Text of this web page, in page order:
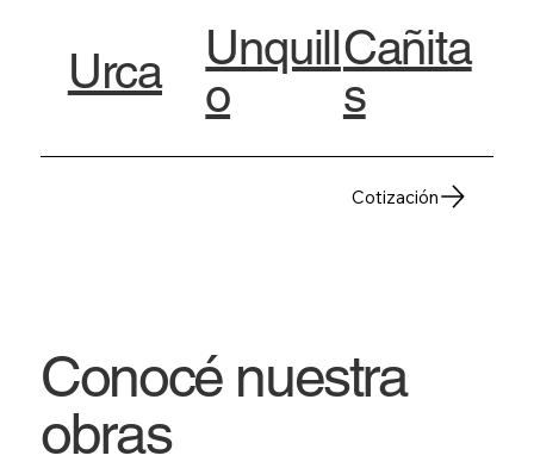
Urca
Unquill
o
Cañita
s
Cotización
Conocé nuestra
obras